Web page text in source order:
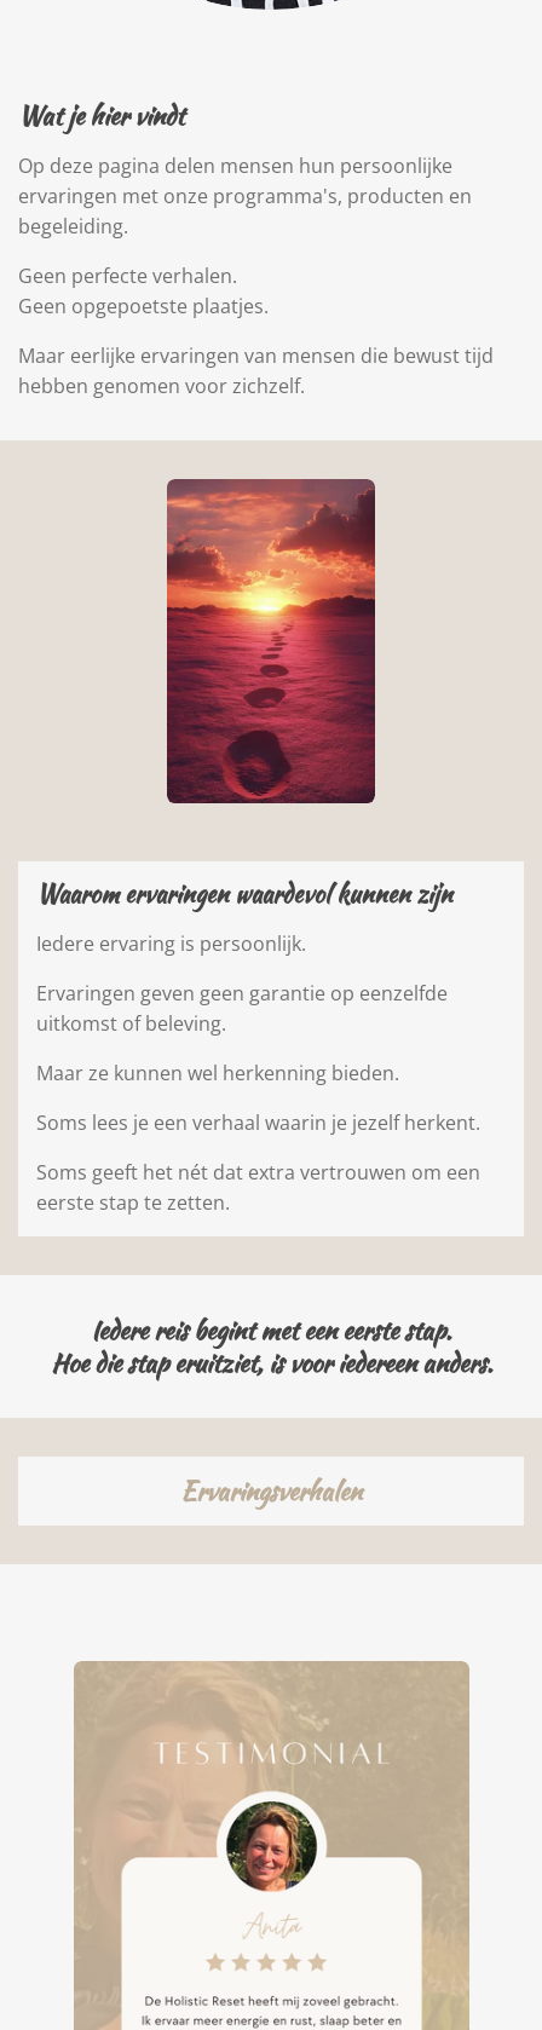
Wat je hier vindt
Op deze pagina delen mensen hun persoonlijke
ervaringen met onze programma's, producten en
begeleiding.
Geen perfecte verhalen.
Geen opgepoetste plaatjes.
Maar eerlijke ervaringen van mensen die bewust tijd
hebben genomen voor zichzelf.
Waarom ervaringen waardevol kunnen zijn
Iedere ervaring is persoonlijk.
Ervaringen geven geen garantie op eenzelfde
uitkomst of beleving.
Maar ze kunnen wel herkenning bieden.
Soms lees je een verhaal waarin je jezelf herkent.
Soms geeft het nét dat extra vertrouwen om een
eerste stap te zetten.
Iedere reis begint met een eerste stap.
Hoe die stap eruitziet, is voor iedereen anders.
Ervaringsverhalen